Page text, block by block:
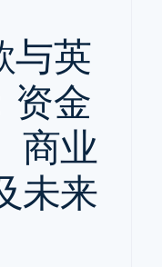
Global
Payouts
向第三
方打款
Crypto
钱包、
稳定币
发行和
发卡基
础设施
与英
资金
商业
未来